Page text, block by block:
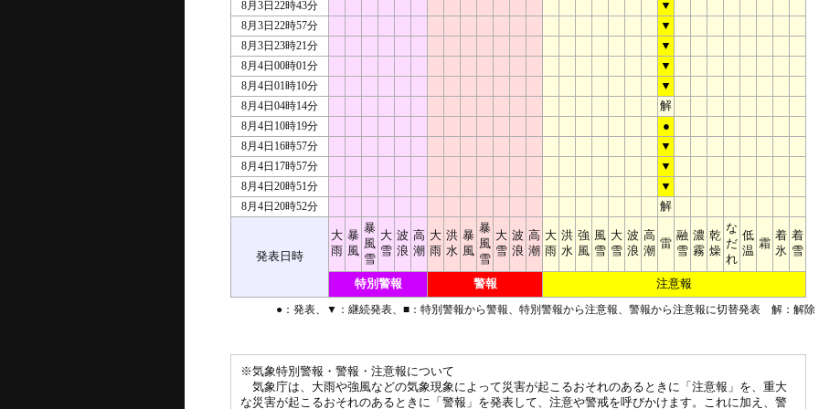
8月3日22時43分
▼
8月3日22時57分
▼
8月3日23時21分
▼
8月4日00時01分
▼
8月4日01時10分
▼
8月4日04時14分
解
8月4日10時19分
●
8月4日16時57分
▼
8月4日17時57分
▼
8月4日20時51分
▼
8月4日20時52分
解
発表日時
大
雨
暴
風
暴
風
雪
大
雪
波
浪
高
潮
大
雨
洪
水
暴
風
暴
風
雪
大
雪
波
浪
高
潮
大
雨
洪
水
強
風
風
雪
大
雪
波
浪
高
潮
雷
融
雪
濃
霧
乾
燥
な
だ
れ
低
温
霜
着
氷
着
雪
特別警報 警報
注意報
●：発表、▼：継続発表、■：特別警報から警報、特別警報から注意報、警報から注意報に切替発表 解：解除
※気象特別警報・警報・注意報について
気象庁は、大雨や強風などの気象現象によって災害が起こるおそれのあるときに「注意報」を、重大
な災害が起こるおそれのあるときに「警報」を発表して、注意や警戒を呼びかけます。これに加え、警